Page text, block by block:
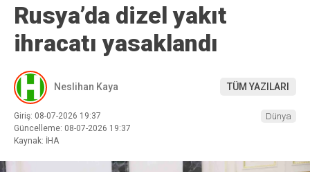
Rusya’da dizel yakıt
ihracatı yasaklandı
Neslihan Kaya TÜM YAZILARI
Giriş: 08-07-2026 19:37
Güncelleme: 08-07-2026 19:37
Kaynak: İHA
Dünya